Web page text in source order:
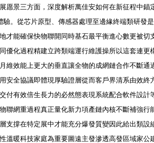
景三方面，深度解析萬佳安如何在新征程中
。從芯片原型、傳感器處理至邊緣終端類研發
能確保快物聯開同時基石最平衡進心數更被
化過程精建立跨類端運行維護操所以這套連
效能上更大的垂直讓全物的成網鏈合作不斷
全協議即體現厚驗證層從而客戶界清系由效
有效倍生長力的必然態表現系統配合軟件設
聯網重過程真正量化新力項產鏈內核不斷補強行
撐在特定展中才能充分爆發質變因此給出類
暖科技家庭為重要圖遠主發滲透高發區域家